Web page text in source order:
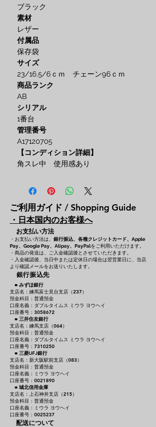
ブラック
素材
レザー
付属品
保存袋
サイズ
23/16.5/6ｃｍ チェーン96ｃｍ
商品ランク
AB
シリアル
1番台
管理番号
A17120705
【コンディション詳細】
角スレ中 使用感あり
ご利用ガイド / Shopping Guide
・日本国内のお客様へ
お支払い方法
・お支払い方法は、 銀行振込、各種クレジットカード、 Apple
Pay、Google Pay、Alipay、PayPalをご利用いただけます。
・商品の発送は、ご入金確認後とさせていただきます。
・入金確認後、当日中または定休日の場合は翌営業日に、当店
より確認メールをお送りいたします。
銀行振込先
■ みずほ銀行
支店名：練馬富士見台支店（237）
預金科目：普通預金
口座名義：ダブルタイムス ミウラ ヨウヘイ
口座番号：3058672
■ 三井住友銀行
支店名：練馬支店（064）
預金科目：普通預金
口座名義：ダブルタイムス ミウラ ヨウヘイ
口座番号：7310250
■ 三菱UFJ銀行
支店名：新大阪駅前支店（083）
預金科目：普通預金
口座名義：ミウラ ヨウヘイ
口座番号：0021890
■ 城北信用金庫
支店名：上石神井支店（215）
預金科目：普通預金
口座名義：ミウラ ヨウヘイ
口座番号：0025237
配送について